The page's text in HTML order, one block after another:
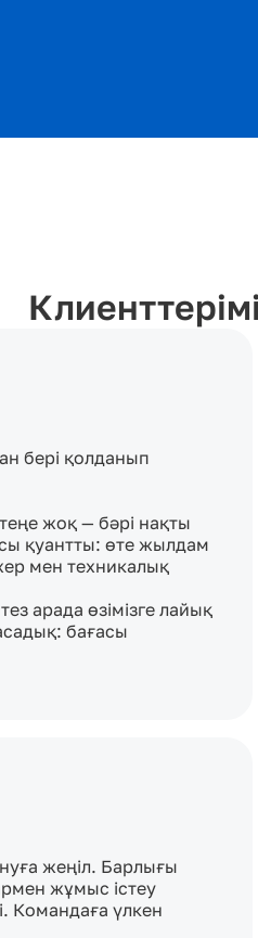
бері қолданып
жоқ — бәрі нақты
қуантты: өте жылдам
мен техникалық
арада өзімізге лайық
бағасы
жеңіл. Барлығы
жұмыс істеу
Командаға үлкен